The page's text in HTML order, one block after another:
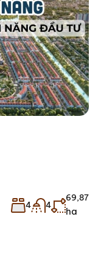
4 4
69,87
ha